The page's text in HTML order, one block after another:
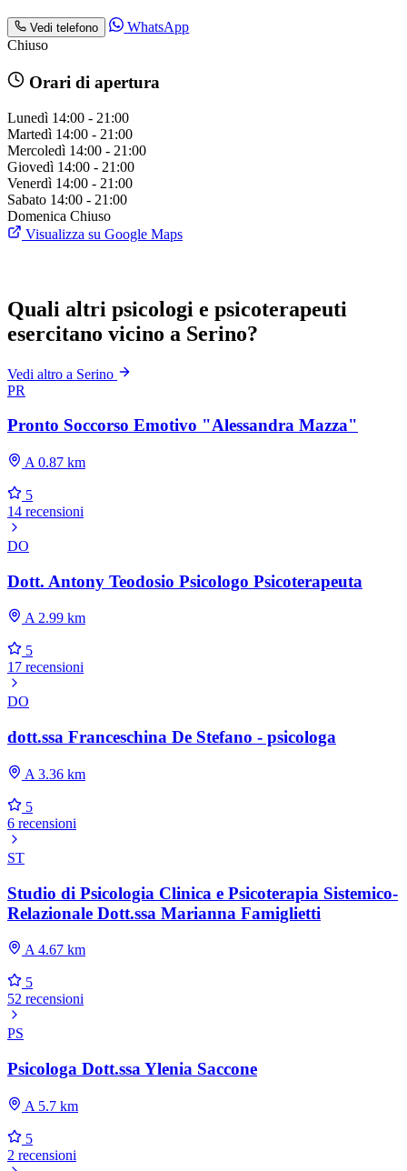
Vedi telefono
WhatsApp
Chiuso
Orari di apertura
Lunedì 14:00 - 21:00
Martedì 14:00 - 21:00
Mercoledì 14:00 - 21:00
Giovedì 14:00 - 21:00
Venerdì 14:00 - 21:00
Sabato 14:00 - 21:00
Domenica Chiuso
Visualizza su Google Maps
Quali altri psicologi e psicoterapeuti
esercitano vicino a Serino?
Vedi altro a Serino
PR
Pronto Soccorso Emotivo "Alessandra Mazza"
A 0.87 km
5
14 recensioni
DO
Dott. Antony Teodosio Psicologo Psicoterapeuta
A 2.99 km
5
17 recensioni
DO
dott.ssa Franceschina De Stefano - psicologa
A 3.36 km
5
6 recensioni
ST
Studio di Psicologia Clinica e Psicoterapia Sistemico-
Relazionale Dott.ssa Marianna Famiglietti
A 4.67 km
5
52 recensioni
PS
Psicologa Dott.ssa Ylenia Saccone
A 5.7 km
5
2 recensioni